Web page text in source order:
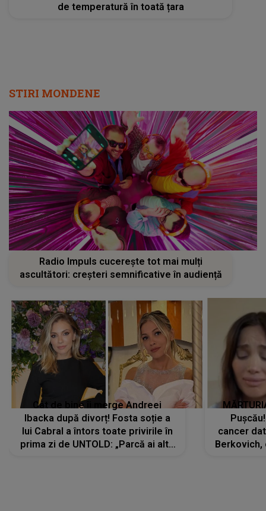
de temperatură în toată țara
STIRI MONDENE
Radio Impuls cucerește tot mai mulți
ascultători: creșteri semnificative în audiență
Cât de bine îi merge Andreei
Ibacka după divorț! Fosta soție a
lui Cabral a întors toate privirile în
prima zi de UNTOLD: „Parcă ai altă
cancer
Berkovich,